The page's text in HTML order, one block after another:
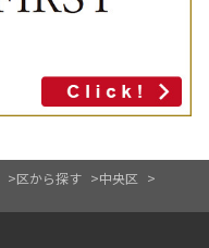
区から探す
中央区